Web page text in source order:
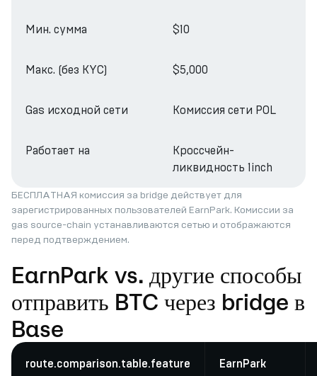
Мин. сумма $10
Макс. (без KYC) $5,000
Gas исходной сети Комиссия сети POL
Работает на
Кроссчейн-
ликвидность 1inch
БЕСПЛАТНАЯ комиссия за bridge действует для
зарегистрированных пользователей EarnPark. Комиссии за
gas source-chain устанавливаются сетью и отображаются
перед подтверждением.
EarnPark vs. другие способы
отправить BTC через bridge в
Base
route.comparison.table.feature EarnPark